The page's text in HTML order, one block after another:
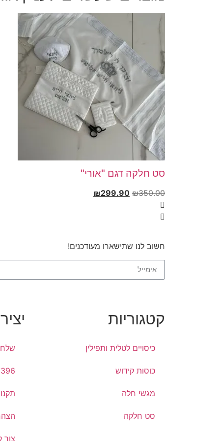
סט חלקה דגם "אורי"
₪350.00
₪299.90
חשוב לנו שתישארו מעודכנים!
קטגוריות
כיסויים לטלית ותפילין
כוסות קידוש
מגשי חלה
סט חלקה
שלח
צור